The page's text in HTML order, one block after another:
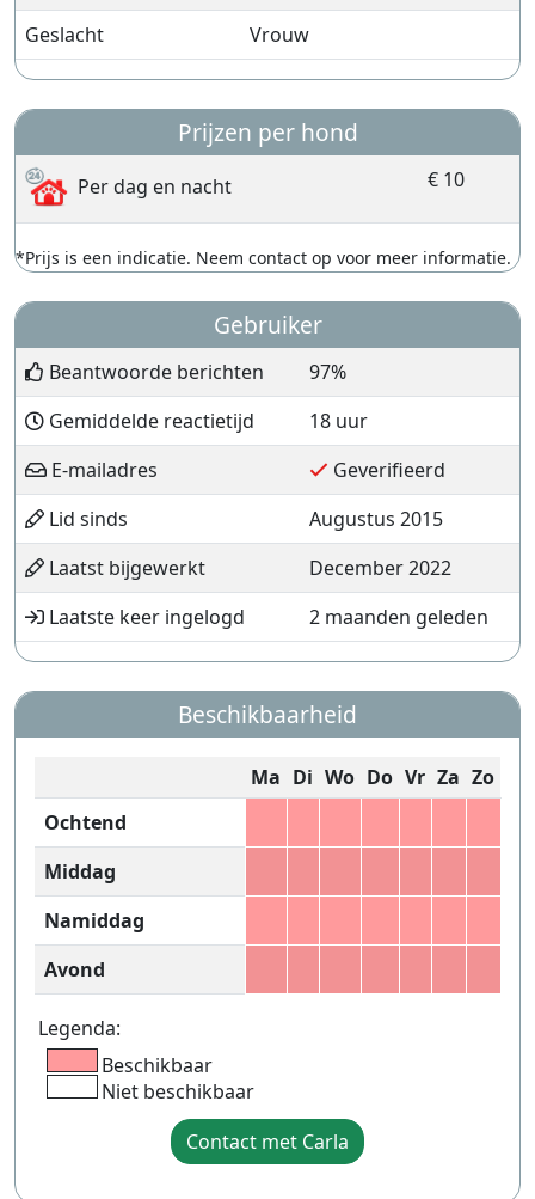
Geslacht
Vrouw
Prijzen per hond
Per dag en nacht € 10
*Prijs is een indicatie. Neem contact op voor meer informatie.
Gebruiker
Beantwoorde berichten
97%
Gemiddelde reactietijd
18 uur
E-mailadres
Geverifieerd
Lid sinds
Augustus 2015
Laatst bijgewerkt
December 2022
Laatste keer ingelogd
2 maanden geleden
Beschikbaarheid
Ma Di Wo Do Vr Za Zo
Ochtend
Middag
Namiddag
Avond
Legenda:
Beschikbaar
Niet beschikbaar
Contact met Carla